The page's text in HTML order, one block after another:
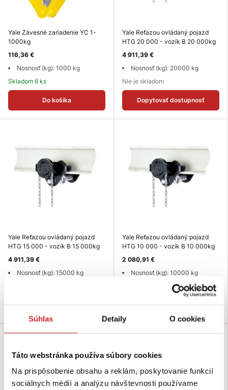
Súhlas Detaily O cookies
Táto webstránka používa súbory cookies
Na prispôsobenie obsahu a reklám, poskytovanie funkcií
sociálnych médií a analýzu návštevnosti používame
Yale Závesné zariadenie YC 1-
1000kg
116,36 €
Nosnosť (kg): 1000 kg
Skladom 6 ks
Do košíka
Yale Reťazou ovládaný pojazd
HTG 20 000 - vozík B 20 000kg
4 911,39 €
Nosnosť (kg): 20000 kg
Nie je skladom
Dopytovať dostupnosť
Yale Reťazou ovládaný pojazd
HTG 15 000 - vozík B 15 000kg
4 911,39 €
Nosnosť (kg): 15000 kg
Yale Reťazou ovládaný pojazd
HTG 10 000 - vozík B 10 000kg
2 080,91 €
Nosnosť (kg): 10000 kg